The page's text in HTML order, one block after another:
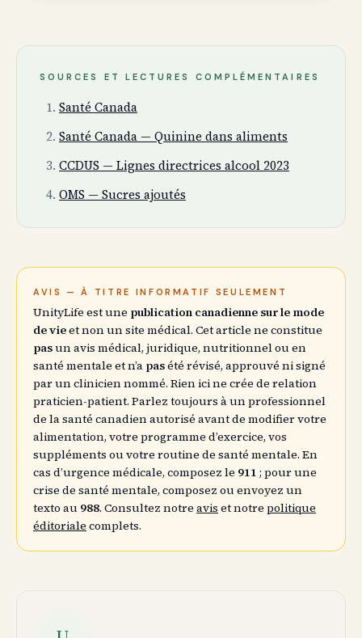
SOURCES ET LECTURES COMPLÉMENTAIRES
Santé Canada
Santé Canada — Quinine dans aliments
CCDUS — Lignes directrices alcool 2023
OMS — Sucres ajoutés
AVIS — À TITRE INFORMATIF SEULEMENT
UnityLife est une publication canadienne sur le mode
de vieet non un site médical. Cet article ne constitue
pasun avis médical, juridique, nutritionnel ou en
santé mentale et n’a pasété révisé, approuvé ni signé
par un clinicien nommé. Rien ici ne crée de relation
praticien-patient. Parlez toujours à un professionnel
de la santé canadien autorisé avant de modifier votre
alimentation, votre programme d’exercice, vos
suppléments ou votre routine de santé mentale. En
cas d’urgence médicale, composez le 911 ; pour une
crise de santé mentale, composez ou envoyez un
texto au 988. Consultez notre avis et notre politique
éditoriale complets.